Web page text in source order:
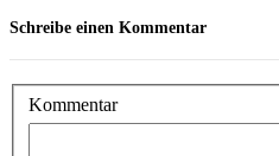
Schreibe einen Kommentar
Kommentar